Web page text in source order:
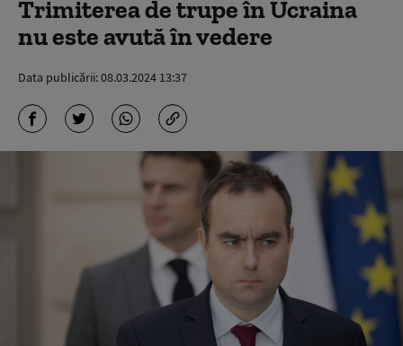
Trimiterea de trupe în Ucraina
nu este avută în vedere
Data publicării:08.03.2024 13:37